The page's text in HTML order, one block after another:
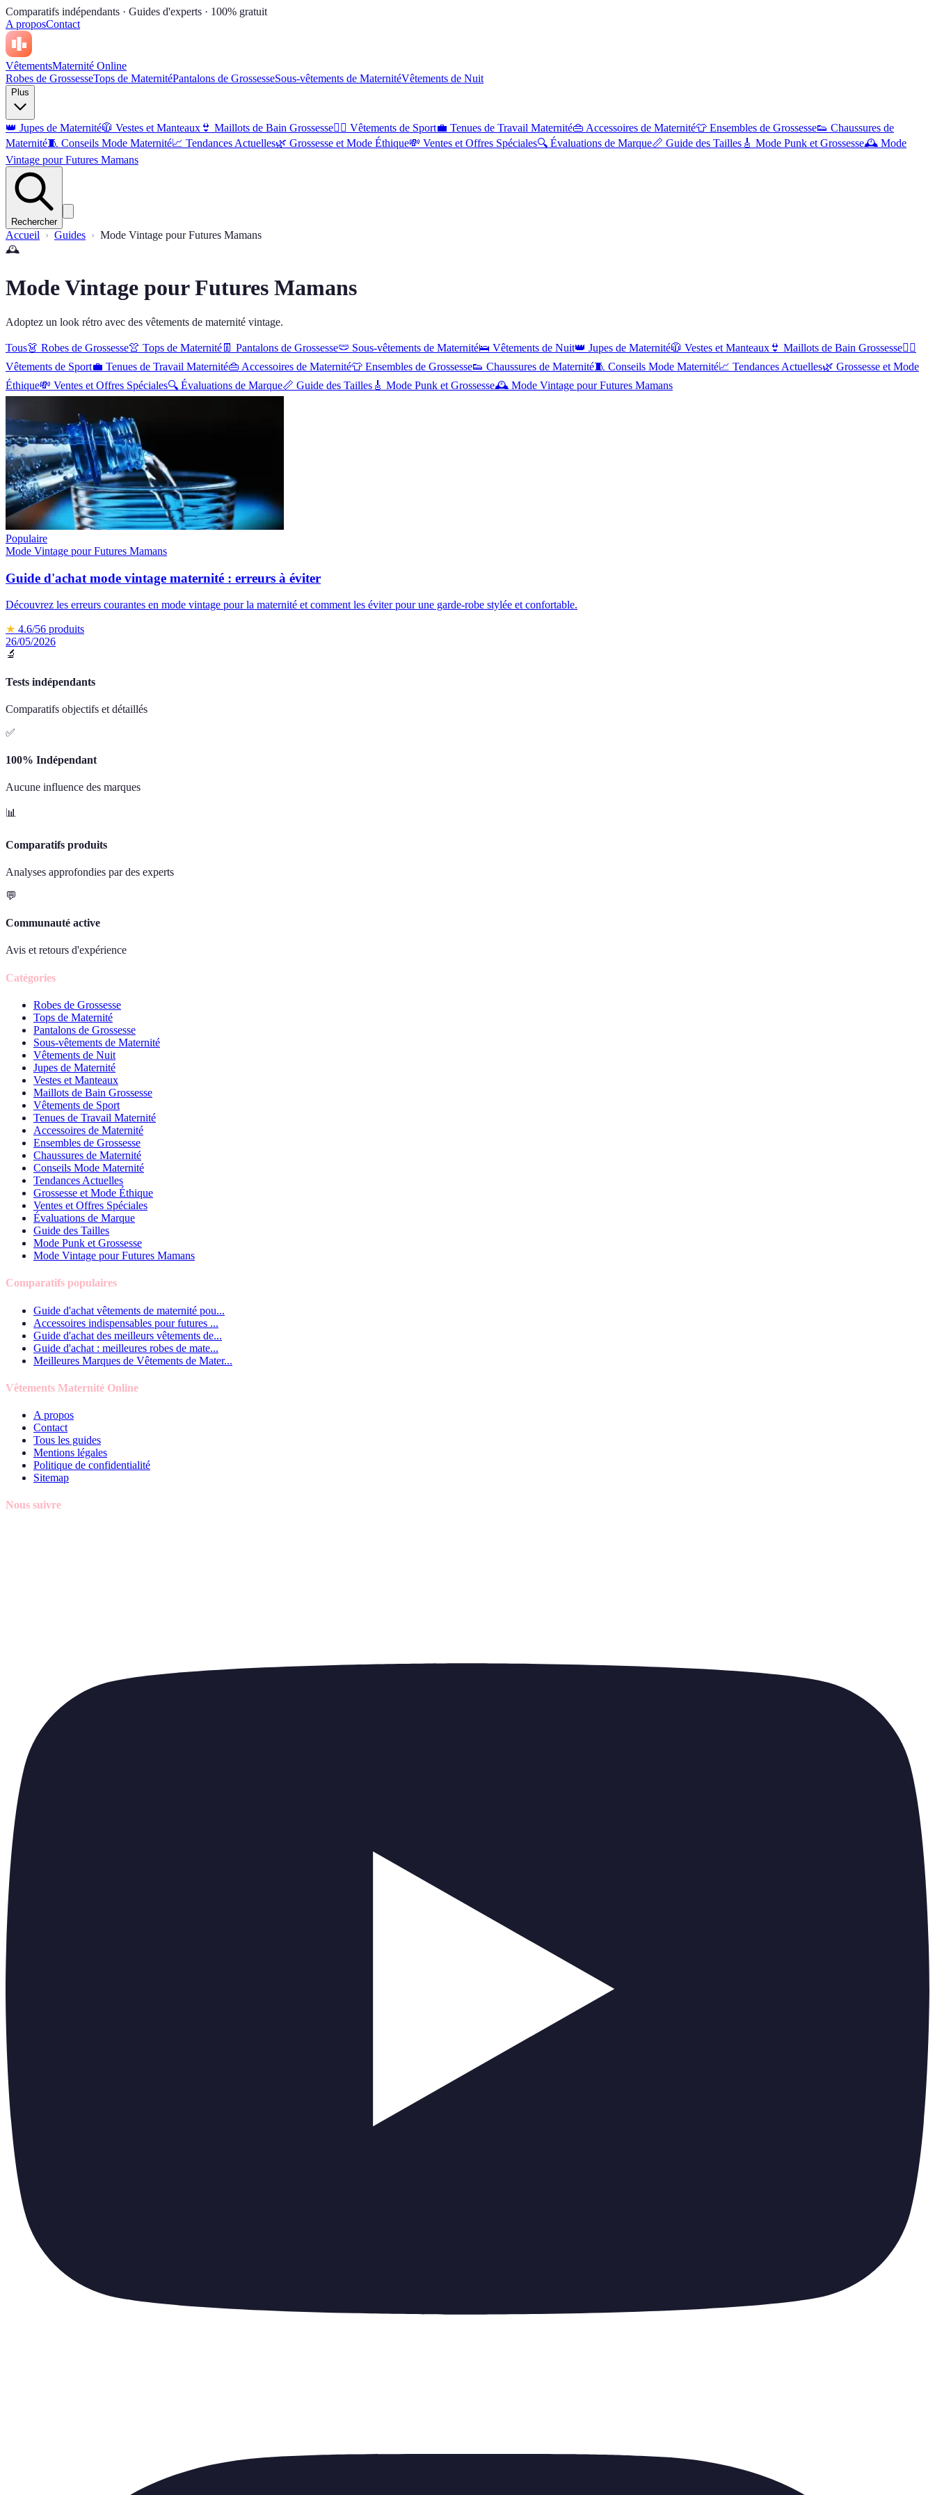
Comparatifs indépendants · Guides d'experts · 100% gratuit
A proposContact
VêtementsMaternité Online
Robes de GrossesseTops de MaternitéPantalons de GrossesseSous-vêtements de MaternitéVêtements de Nuit
Plus
👑 Jupes de Maternité🧥 Vestes et Manteaux 👙 Maillots de Bain Grossesse🏋️‍♀️ Vêtements de Sport💼 Tenues de Travail Maternité👜 Accessoires de Maternité👕 Ensembles de Grossesse👟 Chaussures de
Maternité🧵 Conseils Mode Maternité📈 Tendances Actuelles🌿 Grossesse et Mode Éthique💸 Ventes et Offres Spéciales🔍 Évaluations de Marque📏 Guide des Tailles 🎸 Mode Punk et Grossesse🕰️ Mode
Vintage pour Futures Mamans
Rechercher
Accueil Guides
Mode Vintage pour Futures Mamans
🕰️
Mode Vintage pour Futures Mamans
Adoptez un look rétro avec des vêtements de maternité vintage.
Tous👗 Robes de Grossesse👚 Tops de Maternité 👖 Pantalons de Grossesse🩲 Sous-vêtements de Maternité🛌 Vêtements de Nuit👑 Jupes de Maternité🧥 Vestes et Manteaux 👙 Maillots de Bain Grossesse🏋️‍♀️
Vêtements de Sport💼 Tenues de Travail Maternité👜 Accessoires de Maternité👕 Ensembles de Grossesse👟 Chaussures de Maternité🧵 Conseils Mode Maternité📈 Tendances Actuelles🌿 Grossesse et Mode
Éthique💸 Ventes et Offres Spéciales🔍 Évaluations de Marque📏 Guide des Tailles 🎸 Mode Punk et Grossesse🕰️ Mode Vintage pour Futures Mamans
Populaire
Mode Vintage pour Futures Mamans
Guide d'achat mode vintage maternité : erreurs à éviter
Découvrez les erreurs courantes en mode vintage pour la maternité et comment les éviter pour une garde-robe stylée et confortable.
★ 4.6/56 produits
26/05/2026
🔬
Tests indépendants
Comparatifs objectifs et détaillés
✅
100% Indépendant
Aucune influence des marques
📊
Comparatifs produits
Analyses approfondies par des experts
💬
Communauté active
Avis et retours d'expérience
Catégories
Robes de Grossesse
Tops de Maternité
Pantalons de Grossesse
Sous-vêtements de Maternité
Vêtements de Nuit
Jupes de Maternité
Vestes et Manteaux
Maillots de Bain Grossesse
Vêtements de Sport
Tenues de Travail Maternité
Accessoires de Maternité
Ensembles de Grossesse
Chaussures de Maternité
Conseils Mode Maternité
Tendances Actuelles
Grossesse et Mode Éthique
Ventes et Offres Spéciales
Évaluations de Marque
Guide des Tailles
Mode Punk et Grossesse
Mode Vintage pour Futures Mamans
Comparatifs populaires
Guide d'achat vêtements de maternité pou...
Accessoires indispensables pour futures ...
Guide d'achat des meilleurs vêtements de...
Guide d'achat : meilleures robes de mate...
Meilleures Marques de Vêtements de Mater...
Vêtements Maternité Online
A propos
Contact
Tous les guides
Mentions légales
Politique de confidentialité
Sitemap
Nous suivre